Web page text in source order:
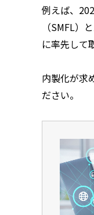
例えば、
（SMFL）
に率先して
内製化が求
ださい。